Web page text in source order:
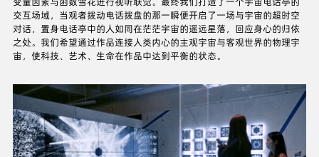
交互场域，当观者拨动电话拨盘的那一瞬便开启了一场与宇宙的超时空
对话，置身电话亭中的人如同在茫茫宇宙的遥远星落，回应身心的归依
之处。我们希望通过作品连接人类内心的主观宇宙与客观世界的物理宇
宙，使科技、艺术、生命在作品中达到平衡的状态。